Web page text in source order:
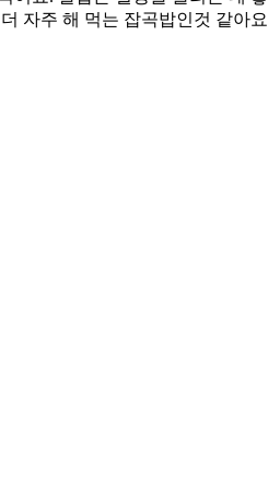
자주 해 먹는 잡곡밥인것 같아